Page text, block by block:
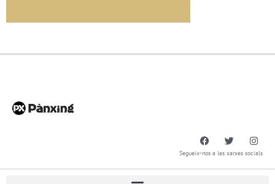
Segueix-nos a les xarxes socials